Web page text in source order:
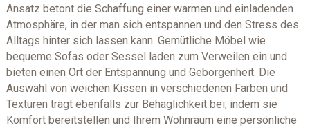
Ansatz betont die Schaffung einer warmen und einladenden
Atmosphäre, in der man sich entspannen und den Stress des
Alltags hinter sich lassen kann. Gemütliche Möbel wie
bequeme Sofas oder Sessel laden zum Verweilen ein und
bieten einen Ort der Entspannung und Geborgenheit. Die
Auswahl von weichen Kissen in verschiedenen Farben und
Texturen trägt ebenfalls zur Behaglichkeit bei, indem sie
Komfort bereitstellen und Ihrem Wohnraum eine persönliche